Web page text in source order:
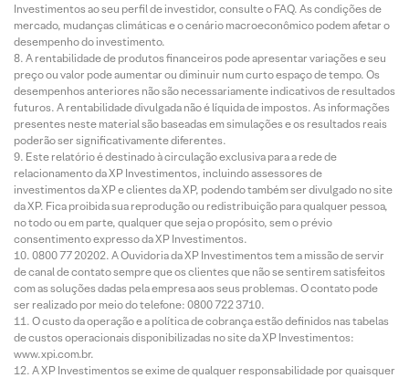
Investimentos ao seu perfil de investidor, consulte o FAQ. As condições de
mercado, mudanças climáticas e o cenário macroeconômico podem afetar o
desempenho do investimento.
A rentabilidade de produtos financeiros pode apresentar variações e seu
preço ou valor pode aumentar ou diminuir num curto espaço de tempo. Os
desempenhos anteriores não são necessariamente indicativos de resultados
futuros. A rentabilidade divulgada não é líquida de impostos. As informações
presentes neste material são baseadas em simulações e os resultados reais
poderão ser significativamente diferentes.
Este relatório é destinado à circulação exclusiva para a rede de
relacionamento da XP Investimentos, incluindo assessores de
investimentos da XP e clientes da XP, podendo também ser divulgado no site
da XP. Fica proibida sua reprodução ou redistribuição para qualquer pessoa,
no todo ou em parte, qualquer que seja o propósito, sem o prévio
consentimento expresso da XP Investimentos.
0800 77 20202. A Ouvidoria da XP Investimentos tem a missão de servir
de canal de contato sempre que os clientes que não se sentirem satisfeitos
com as soluções dadas pela empresa aos seus problemas. O contato pode
ser realizado por meio do telefone: 0800 722 3710.
O custo da operação e a política de cobrança estão definidos nas tabelas
de custos operacionais disponibilizadas no site da XP Investimentos:
www.xpi.com.br.
A XP Investimentos se exime de qualquer responsabilidade por quaisquer